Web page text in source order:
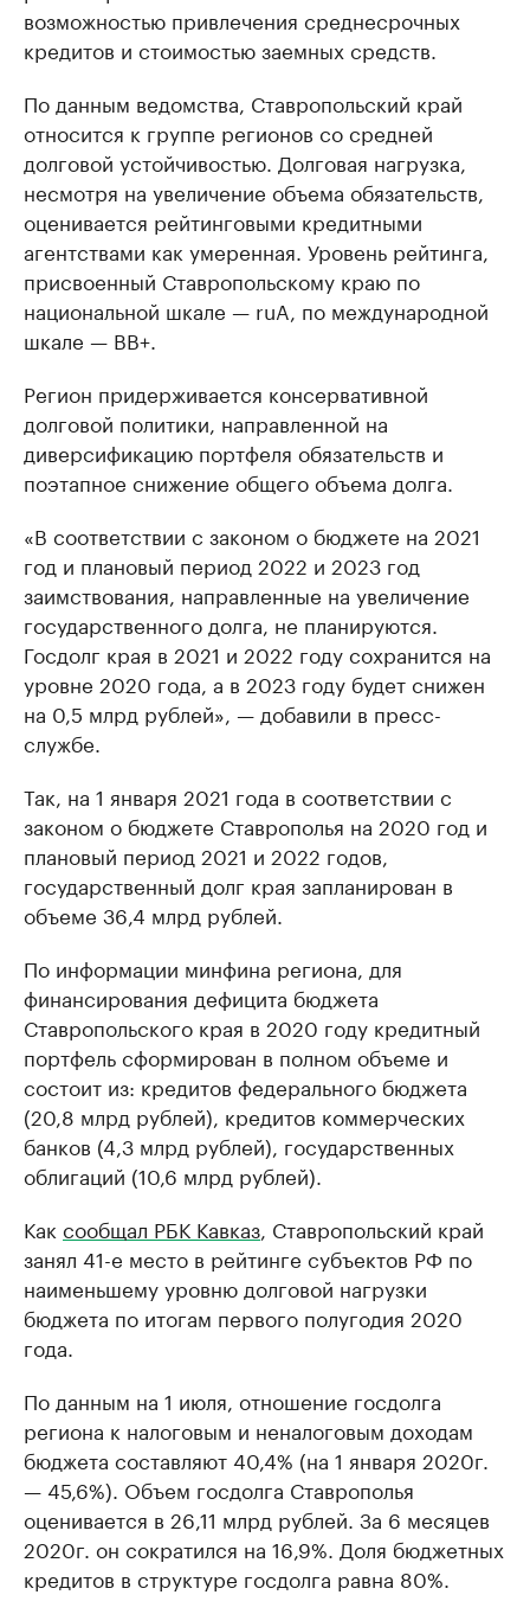
возможностью привлечения среднесрочных
кредитов и стоимостью заемных средств.
По данным ведомства, Ставропольский край
относится к группе регионов со средней
долговой устойчивостью. Долговая нагрузка,
несмотря на увеличение объема обязательств,
оценивается рейтинговыми кредитными
агентствами как умеренная. Уровень рейтинга,
присвоенный Ставропольскому краю по
национальной шкале — ruA, по международной
шкале — BB+.
Регион придерживается консервативной
долговой политики, направленной на
диверсификацию портфеля обязательств и
поэтапное снижение общего объема долга.
«В соответствии с законом о бюджете на 2021
год и плановый период 2022 и 2023 год
заимствования, направленные на увеличение
государственного долга, не планируются.
Госдолг края в 2021 и 2022 году сохранится на
уровне 2020 года, а в 2023 году будет снижен
на 0,5 млрд рублей», — добавили в пресс-
службе.
Так, на 1 января 2021 года в соответствии с
законом о бюджете Ставрополья на 2020 год и
плановый период 2021 и 2022 годов,
государственный долг края запланирован в
объеме 36,4 млрд рублей.
По информации минфина региона, для
финансирования дефицита бюджета
Ставропольского края в 2020 году кредитный
портфель сформирован в полном объеме и
состоит из: кредитов федерального бюджета
(20,8 млрд рублей), кредитов коммерческих
банков (4,3 млрд рублей), государственных
облигаций (10,6 млрд рублей).
Как сообщал РБК Кавказ, Ставропольский край
занял 41-е место в рейтинге субъектов РФ по
наименьшему уровню долговой нагрузки
бюджета по итогам первого полугодия 2020
года.
По данным на 1 июля, отношение госдолга
региона к налоговым и неналоговым доходам
бюджета составляют 40,4% (на 1 января 2020г.
— 45,6%). Объем госдолга Ставрополья
оценивается в 26,11 млрд рублей. За 6 месяцев
2020г. он сократился на 16,9%. Доля бюджетных
кредитов в структуре госдолга равна 80%.